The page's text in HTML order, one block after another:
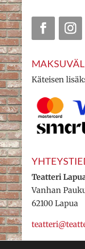
Käteisen
Teatteri
Vanhan
62100 Lapua